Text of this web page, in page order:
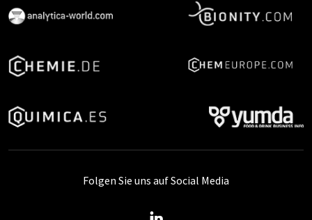
Folgen Sie uns auf Social Media